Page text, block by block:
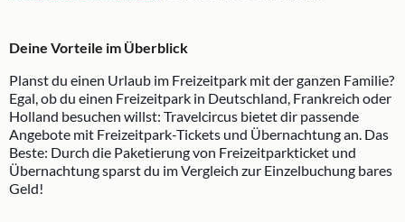
Deine Vorteile im Überblick
Planst du einen Urlaub im Freizeitpark mit der ganzen Familie?
Egal, ob du einen Freizeitpark in Deutschland, Frankreich oder
Holland besuchen willst: Travelcircus bietet dir passende
Angebote mit Freizeitpark-Tickets und Übernachtung an. Das
Beste: Durch die Paketierung von Freizeitparkticket und
Übernachtung sparst du im Vergleich zur Einzelbuchung bares
Geld!